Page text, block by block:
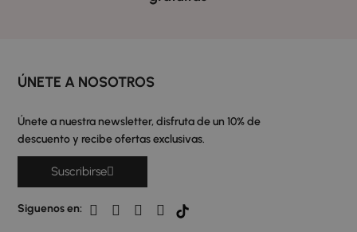
ÚNETE A NOSOTROS
Únete a nuestra newsletter, disfruta de un 10% de
descuento y recibe ofertas exclusivas.
Suscribirse
Siguenos en: